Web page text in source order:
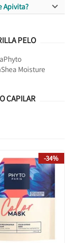
Apivita? 
PELO
Phyto
Shea Moisture
CAPILAR
-34%